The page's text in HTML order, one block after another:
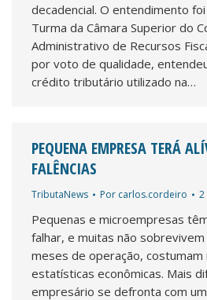
decadencial. O entendimento
Turma da Câmara Superior do
Administrativo de Recursos
por voto de qualidade,
crédito tributário utilizado na…
PEQUENA EMPRESA TERÁ
FALÊNCIAS
TributaNews Por carlos.cordeiro 2
Pequenas e microempresas
falhar, e muitas não
meses de operação,
estatísticas econômicas. Mais
empresário se defronta com